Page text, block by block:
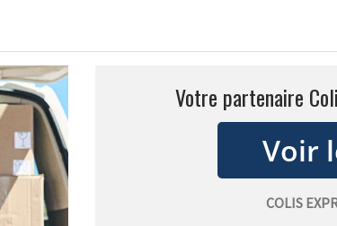
Votre partenaire
COLIS